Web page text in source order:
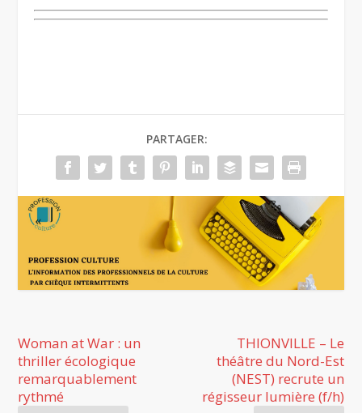
PARTAGER:
Woman at War : un
thriller écologique
remarquablement
rythmé
THIONVILLE – Le
théâtre du Nord-Est
(NEST) recrute un
régisseur lumière (f/h)